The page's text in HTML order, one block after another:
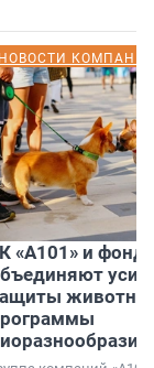
НОВОСТИ
«А101» и фонд